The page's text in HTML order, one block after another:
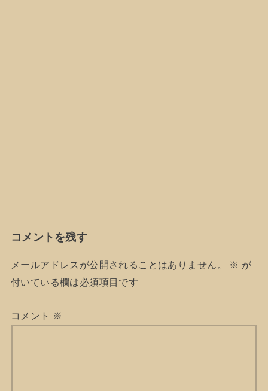
コメントを残す
メールアドレスが公開されることはありません。 ※ が
付いている欄は必須項目です
コメント ※